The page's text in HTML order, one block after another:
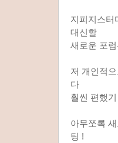
지피지스터
대신할
새로운 포
저 개인적
다
훨씬 편했
아무쪼록
팅 !